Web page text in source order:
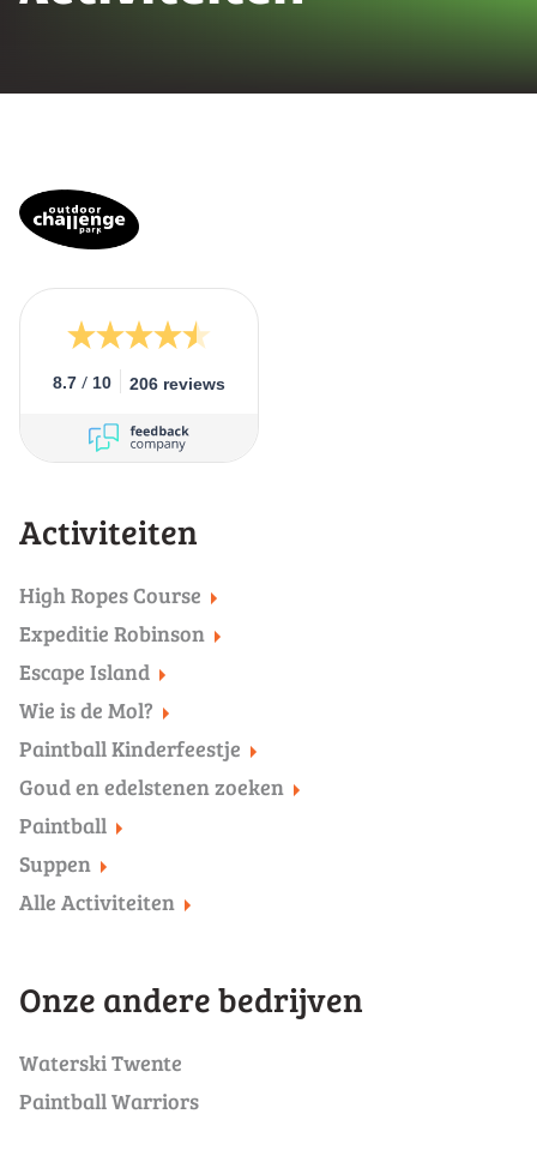
8.7 / 10 206 reviews
Activiteiten
High Ropes Course
Expeditie Robinson
Escape Island
Wie is de Mol?
Paintball Kinderfeestje
Goud en edelstenen zoeken
Paintball
Suppen
Alle Activiteiten
Onze andere bedrijven
Waterski Twente
Paintball Warriors